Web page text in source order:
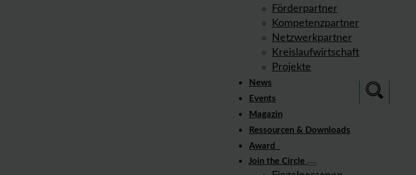
Förderpartner
Kompetenzpartner
Netzwerkpartner
Kreislaufwirtschaft
Projekte
News
Events
Magazin
Ressourcen & Downloads
Award
Join the Circle